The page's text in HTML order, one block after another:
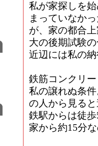
私が家探しを
まっていなか
が、家の都合
大の後期試験
近辺には私の
鉄筋コンクリ
私の譲れぬ条
の人から見る
鉄駅からは徒
家から約15分